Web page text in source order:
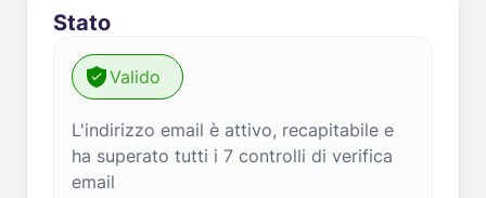
Stato
Valido
L'indirizzo email è attivo, recapitabile e
ha superato tutti i 7 controlli di verifica
email